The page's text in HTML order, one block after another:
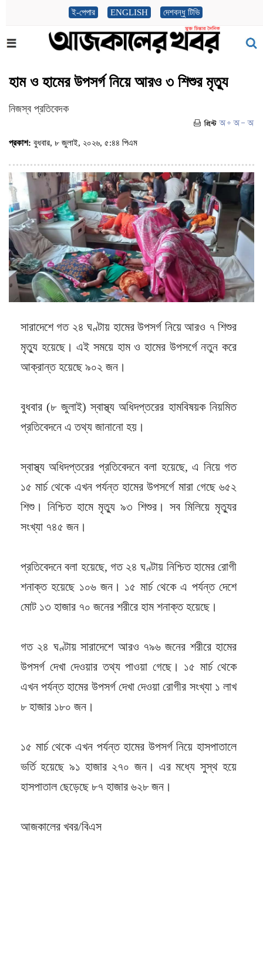
ই-পেপার ENGLISH দেশবন্ধু টিভি
হাম ও হামের উপসর্গ নিয়ে আরও ৩ শিশুর মৃত্যু
নিজস্ব প্রতিবেদক
প্রকাশ: বুধবার, ৮ জুলাই, ২০২৬, ৫:৪৪ পিএম
সারাদেশে গত ২৪ ঘণ্টায় হামের উপসর্গ নিয়ে আরও ৭ শিশুর
মৃত্যু হয়েছে। এই সময়ে হাম ও হামের উপসর্গে নতুন করে
আক্রান্ত হয়েছে ৯০২ জন।
বুধবার (৮ জুলাই) স্বাস্থ্য অধিদপ্তরের হামবিষয়ক নিয়মিত
প্রতিবেদনে এ তথ্য জানানো হয়।
স্বাস্থ্য অধিদপ্তরের প্রতিবেদনে বলা হয়েছে, এ নিয়ে গত
১৫ মার্চ থেকে এখন পর্যন্ত হামের উপসর্গে মারা গেছে ৬৫২
শিশু। নিশ্চিত হামে মৃত্যু ৯৩ শিশুর। সব মিলিয়ে মৃত্যুর
সংখ্যা ৭৪৫ জন।
প্রতিবেদনে বলা হয়েছে, গত ২৪ ঘণ্টায় নিশ্চিত হামের রোগী
শনাক্ত হয়েছে ১০৬ জন। ১৫ মার্চ থেকে এ পর্যন্ত দেশে
মোট ১৩ হাজার ৭০ জনের শরীরে হাম শনাক্ত হয়েছে।
গত ২৪ ঘণ্টায় সারাদেশে আরও ৭৯৬ জনের শরীরে হামের
উপসর্গ দেখা দেওয়ার তথ্য পাওয়া গেছে। ১৫ মার্চ থেকে
এখন পর্যন্ত হামের উপসর্গ দেখা দেওয়া রোগীর সংখ্যা ১ লাখ
৮ হাজার ১৮০ জন।
১৫ মার্চ থেকে এখন পর্যন্ত হামের উপসর্গ নিয়ে হাসপাতালে
ভর্তি হয়েছে ৯১ হাজার ২৭০ জন। এর মধ্যে সুস্থ হয়ে
হাসপাতাল ছেড়েছে ৮৭ হাজার ৬২৮ জন।
আজকালের খবর/বিএস